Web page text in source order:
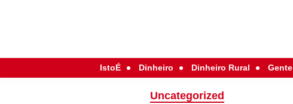
IstoÉ Dinheiro Dinheiro Rural Gente
Uncategorized